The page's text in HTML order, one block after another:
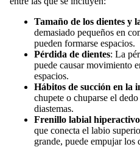
Tamaño de los dientes y
demasiado pequeños en
pueden formarse espacios.
Pérdida de dientes: La
puede causar movimiento
espacios.
Hábitos de succión en la
chupete o chuparse el
diastemas.
Frenillo labial hiperactivo
que conecta el labio
grande, puede empujar los